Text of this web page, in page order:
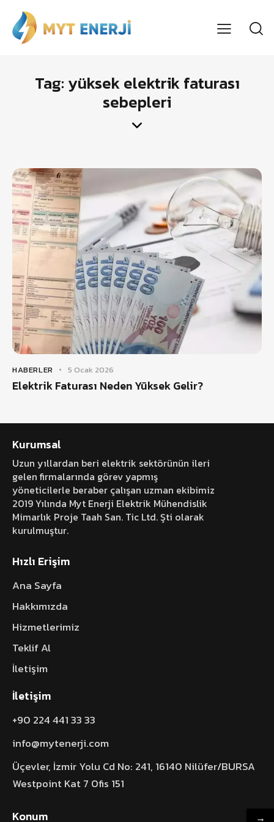
Tag: yüksek elektrik faturası
sebepleri
HABERLER 5 Ocak 2026
Elektrik Faturası Neden Yüksek Gelir?
Kurumsal
Uzun yıllardan beri elektrik sektörünün ileri
gelen firmalarında görev yapmış
yöneticilerle beraber çalışan uzman ekibimiz
2019 Yılında Myt Enerji Elektrik Mühendislik
Mimarlık Proje Taah San. Tic Ltd. Şti olarak
kurulmuştur.
Hızlı Erişim
Ana Sayfa
Hakkımızda
Hizmetlerimiz
Teklif Al
İletişim
İletişim
+90 224 441 33 33
info@mytenerji.com
Üçevler, İzmir Yolu Cd No: 241, 16140 Nilüfer/BURSA
Westpoint Kat 7 Ofis 151
Konum →